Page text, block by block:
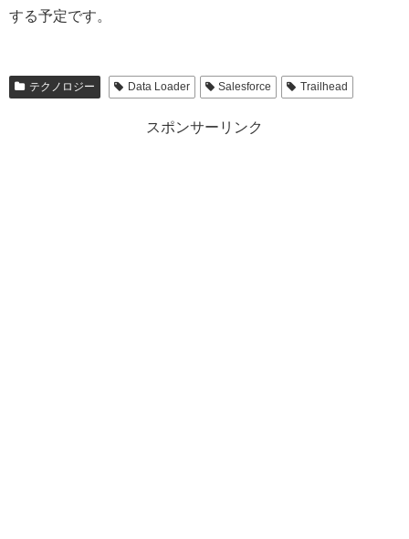
する予定です。
テクノロジー Data Loader Salesforce Trailhead
スポンサーリンク